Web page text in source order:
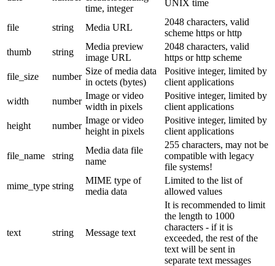
time, integer
UNIX time
file string Media URL
2048 characters, valid
scheme https or http
thumb
string
Media preview
image URL
2048 characters, valid
https or http scheme
file_size
number
Size of media data
in octets (bytes)
Positive integer, limited by
client applications
width
number
Image or video
width in pixels
Positive integer, limited by
client applications
height
number
Image or video
height in pixels
Positive integer, limited by
client applications
file_name string
Media data file
name
255 characters, may not be
compatible with legacy
file systems!
mime_type string
MIME type of
media data
Limited to the list of
allowed values
text string Message text
It is recommended to limit
the length to 1000
characters - if it is
exceeded, the rest of the
text will be sent in
separate text messages